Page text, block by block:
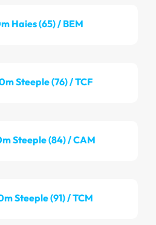
Haies (65) / BEM
Steeple (76) / TCF
Steeple (84) / CAM
Steeple (91) / TCM